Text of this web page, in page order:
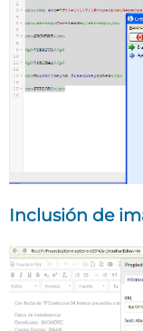
Inclusión de